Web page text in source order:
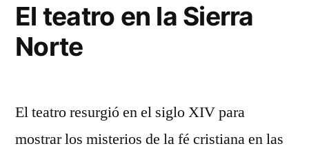
El teatro en la Sierra
Norte
El teatro resurgió en el siglo XIV para
mostrar los misterios de la fé cristiana en las